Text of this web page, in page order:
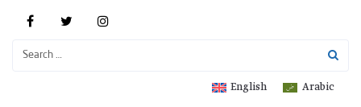
Arabic
English